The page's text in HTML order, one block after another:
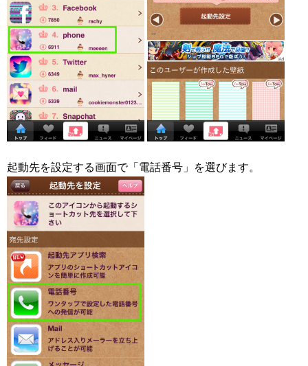
起動先を設定する画面で「電話番号」を選びます。